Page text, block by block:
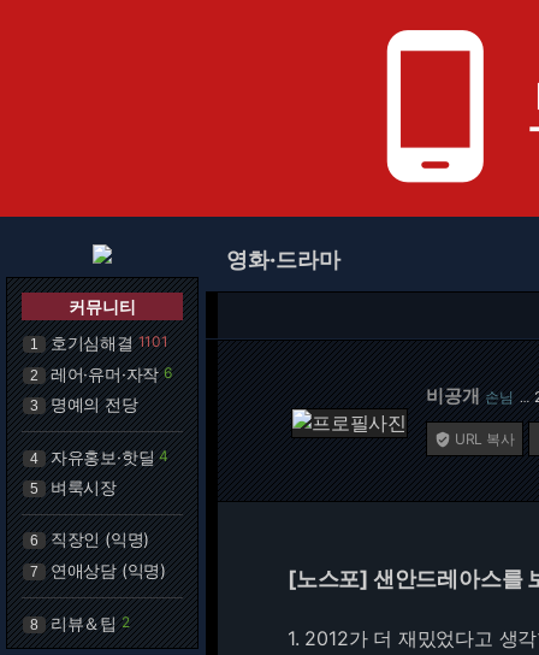
phone_android
커뮤니티
1 호기심해결 1101
2 레어·유머·자작 6
3 명예의 전당
4 자유홍보·핫딜 4
5 벼룩시장
6 직장인 (익명)
7 연애상담 (익명)
8 리뷰＆팁 2
영화·드라마
비공개 손님 …
 URL 복사
[노스포] 샌안드레아스를
1. 2012가 더 재밌었다고 생